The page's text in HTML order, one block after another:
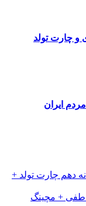
چارت تولد
ایران
دهم چارت تولد +
+ مچینگ